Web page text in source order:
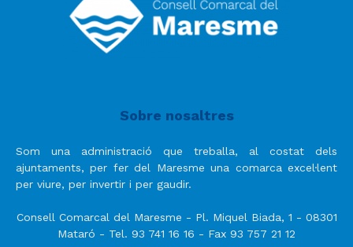
Sobre nosaltres
Som una administració que treballa, al costat dels
ajuntaments, per fer del Maresme una comarca excel·lent
per viure, per invertir i per gaudir.
Consell Comarcal del Maresme - Pl. Miquel Biada, 1 - 08301
Mataró - Tel. 93 741 16 16 - Fax 93 757 21 12